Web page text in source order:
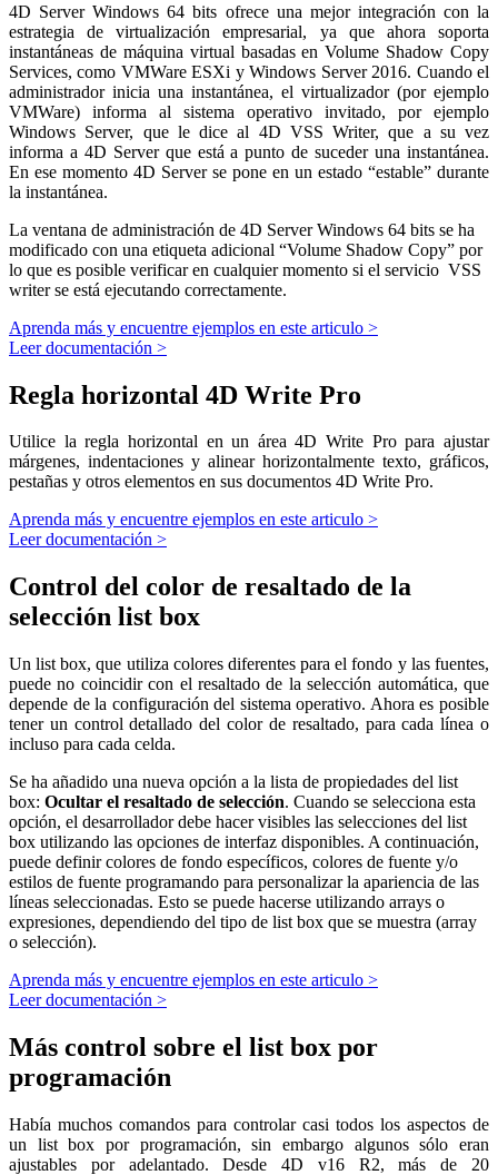
4D Server Windows 64 bits ofrece una mejor integración con la
estrategia de virtualización empresarial, ya que ahora soporta
instantáneas de máquina virtual basadas en Volume Shadow Copy
Services, como VMWare ESXi y Windows Server 2016. Cuando el
administrador inicia una instantánea, el virtualizador (por ejemplo
VMWare) informa al sistema operativo invitado, por ejemplo
Windows Server, que le dice al 4D VSS Writer, que a su vez
informa a 4D Server que está a punto de suceder una instantánea.
En ese momento 4D Server se pone en un estado “estable” durante
la instantánea.
La ventana de administración de 4D Server Windows 64 bits se ha
modificado con una etiqueta adicional “Volume Shadow Copy” por
lo que es posible verificar en cualquier momento si el servicio VSS
writer se está ejecutando correctamente.
Aprenda más y encuentre ejemplos en este articulo >
Leer documentación >
Regla horizontal 4D Write Pro
Utilice la regla horizontal en un área 4D Write Pro para ajustar
márgenes, indentaciones y alinear horizontalmente texto, gráficos,
pestañas y otros elementos en sus documentos 4D Write Pro.
Aprenda más y encuentre ejemplos en este articulo >
Leer documentación >
Control del color de resaltado de la
selección list box
Un list box, que utiliza colores diferentes para el fondo y las fuentes,
puede no coincidir con el resaltado de la selección automática, que
depende de la configuración del sistema operativo. Ahora es posible
tener un control detallado del color de resaltado, para cada línea o
incluso para cada celda.
Se ha añadido una nueva opción a la lista de propiedades del list
box: Ocultar el resaltado de selección. Cuando se selecciona esta
opción, el desarrollador debe hacer visibles las selecciones del list
box utilizando las opciones de interfaz disponibles. A continuación,
puede definir colores de fondo específicos, colores de fuente y/o
estilos de fuente programando para personalizar la apariencia de las
líneas seleccionadas. Esto se puede hacerse utilizando arrays o
expresiones, dependiendo del tipo de list box que se muestra (array
o selección).
Aprenda más y encuentre ejemplos en este articulo >
Leer documentación >
Más control sobre el list box por
programación
Había muchos comandos para controlar casi todos los aspectos de
un list box por programación, sin embargo algunos sólo eran
ajustables por adelantado. Desde 4D v16 R2, más de 20